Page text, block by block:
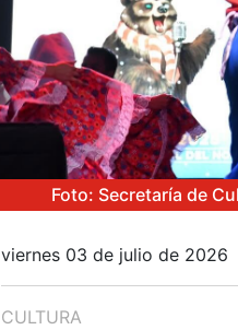
Foto: Secretaría de
viernes 03 de julio de 2026
CULTURA